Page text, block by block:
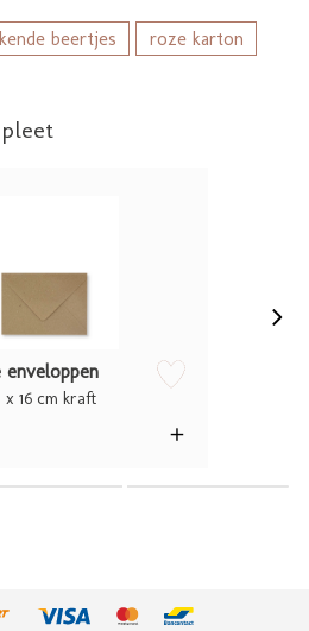
beertjes roze karton
enveloppen
x 16 cm kraft